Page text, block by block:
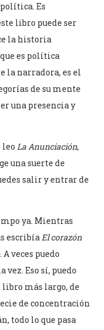
Es
libro puede ser
la historia
es política
la narradora, es el
de su mente
una presencia y
leoLa Anunciación,
una suerte de
salir y entrar de
ya. Mientras
escribíaEl corazón
. A veces puedo
vez. Eso sí, puedo
libro más largo, de
de concentración
todo lo que pasa